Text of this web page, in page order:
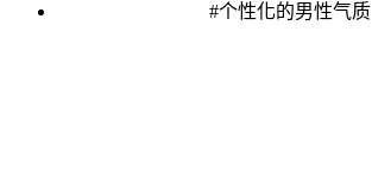
#个性化的男性气质